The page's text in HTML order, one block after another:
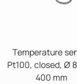
Temperature
Pt100, closed, Ø
400 mm